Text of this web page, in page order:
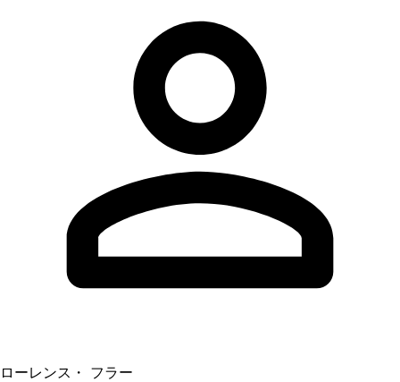
ローレンス・ フラー